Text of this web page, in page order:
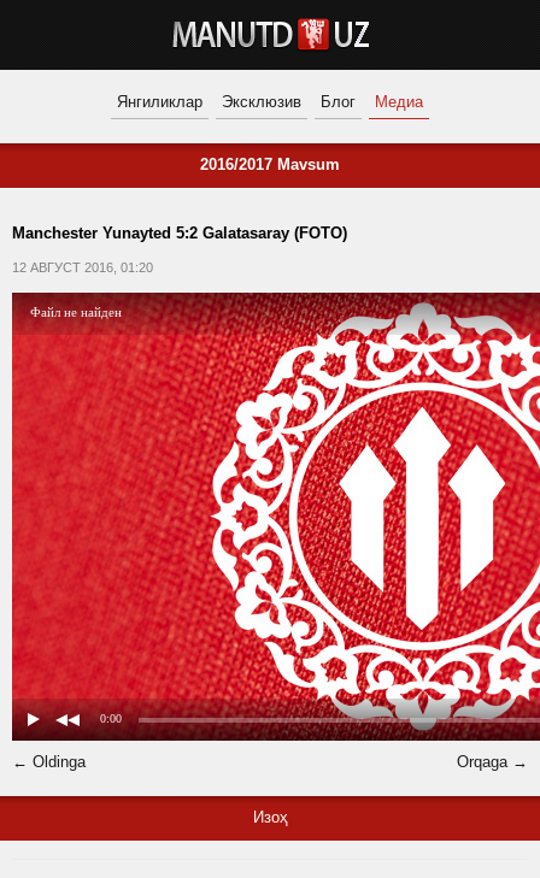
Янгиликлар Эксклюзив Блог Медиа
2016/2017 Mavsum
Manchester Yunayted 5:2 Galatasaray (FOTO)
12 АВГУСТ 2016, 01:20
← Oldinga Orqaga →
Изоҳ